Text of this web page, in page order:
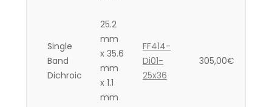
Single
Band
Dichroic
25.2
mm
x 35.6
mm
x 1.1
mm
FF414-
Di01-
25x36
305,00€